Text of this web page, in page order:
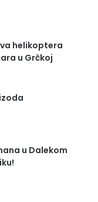
helikoptera
u Grčkoj
u Dalekom